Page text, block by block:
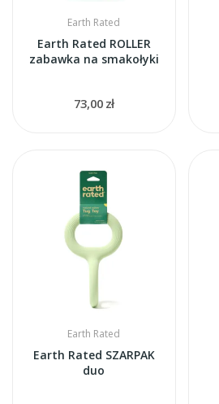
Earth Rated
Earth Rated ROLLER
zabawka na smakołyki
73,00 zł
Earth Rated
Earth Rated SZARPAK
duo